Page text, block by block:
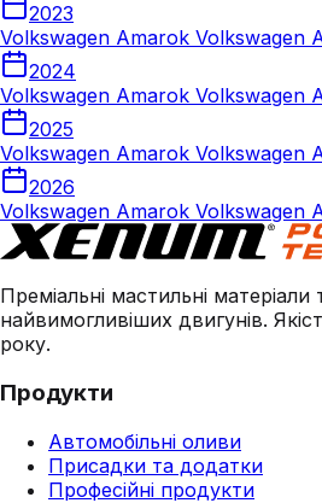
2023
Volkswagen Amarok Volkswagen
2024
Volkswagen Amarok Volkswagen
2025
Volkswagen Amarok Volkswagen
2026
Volkswagen Amarok Volkswagen
Преміальні мастильні матеріали
найвимогливіших двигунів.
року.
Продукти
Автомобільні оливи
Присадки та додатки
Професійні продукти